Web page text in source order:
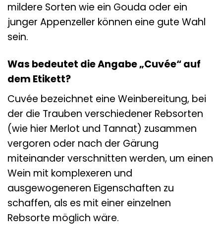
mildere Sorten wie ein Gouda oder ein
junger Appenzeller können eine gute Wahl
sein.
Was bedeutet die Angabe „Cuvée“ auf
dem Etikett?
Cuvée bezeichnet eine Weinbereitung, bei
der die Trauben verschiedener Rebsorten
(wie hier Merlot und Tannat) zusammen
vergoren oder nach der Gärung
miteinander verschnitten werden, um einen
Wein mit komplexeren und
ausgewogeneren Eigenschaften zu
schaffen, als es mit einer einzelnen
Rebsorte möglich wäre.